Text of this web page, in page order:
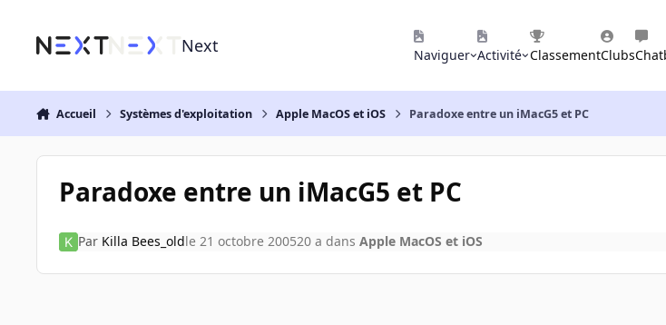
Next Naviguer Activité ClassementClubs
Accueil Systèmes d'exploitation Apple MacOS et iOS Paradoxe entre un iMacG5 et PC
Paradoxe entre un iMacG5 et PC
Par Killa Bees_oldle 21 octobre 200520 a dans Apple MacOS et iOS